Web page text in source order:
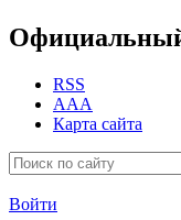
RSS
AAA
Карта сайта
Войти